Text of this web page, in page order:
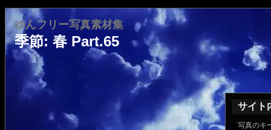
ゆんフリー写真素材集
季節: 春 Part.65
サイト
写真のキ